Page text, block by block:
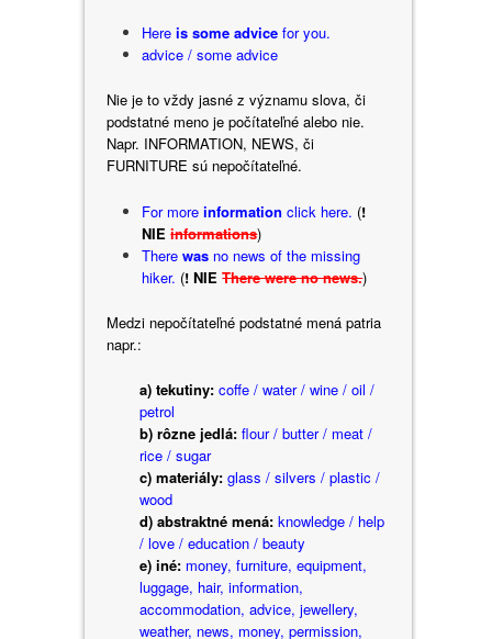
Hereis some advice for you.
advice / some advice
Nie je to vždy jasné z významu slova, či
podstatné meno je počítateľné alebo nie.
Napr. INFORMATION, NEWS, či
FURNITURE sú nepočítateľné.
For more information click here. (!
NIE informations)
Therewas no news of the missing
hiker. (! NIEThere were no news.)
Medzi nepočítateľné podstatné mená patria
napr.:
a) tekutiny: coffe / water / wine / oil /
petrol
b) rôzne jedlá: flour / butter / meat /
rice / sugar
c) materiály: glass / silvers / plastic /
wood
d) abstraktné mená:knowledge / help
/ love / education / beauty
e) iné: money, furniture, equipment,
luggage, hair, information,
accommodation, advice, jewellery,
weather, news, money, permission,